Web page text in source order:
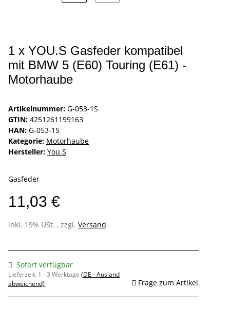
1 x YOU.S Gasfeder kompatibel
mit BMW 5 (E60) Touring (E61) -
Motorhaube
Artikelnummer: G-053-1S
GTIN: 4251261199163
HAN: G-053-1S
Kategorie: Motorhaube
Hersteller: You.S
Gasfeder
11,03 €
inkl. 19% USt. , zzgl. Versand
Sofort verfügbar
Lieferzeit: 1 - 3 Werktage (DE - Ausland
abweichend)
Frage zum Artikel